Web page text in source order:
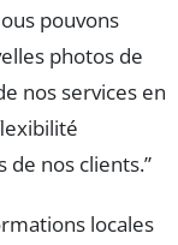
pouvons
photos de
nos services en
nos clients.”
locales